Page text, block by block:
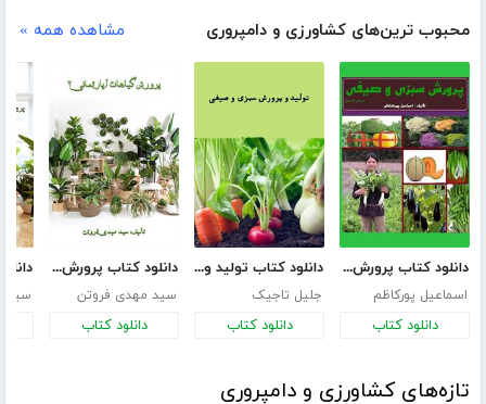
محبوب ترین‌های کشاورزی و دامپروری مشاهده همه »
دانلود کتاب پرورش سبزی و صیفی
اسماعیل پورکاظم
دانلود کتاب
دانلود کتاب تولید و پرورش سبزی و صیفی
جلیل تاجیک
دانلود کتاب
دانلود کتاب پرورش گیاهان آپارتمانی 2
سید مهدی فروتن
دانلود کتاب
سید
تازه‌های کشاورزی و دامپروری